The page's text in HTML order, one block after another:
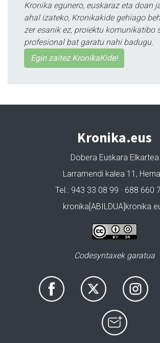
Kronika egunero, euskaraz eta doan
ahal izateko, Kronikakide gehiago
zer esanik ez, proiektu komunikatibo
profesional bat garatu nahi badugu.
Egin zaitez KronikaKide!
Kronika.eus
Dobera Euskara Elkartea
Larramendi kalea 11,
Tel.: 943 33 08 99 · 688 660
Codesyntaxek garatua